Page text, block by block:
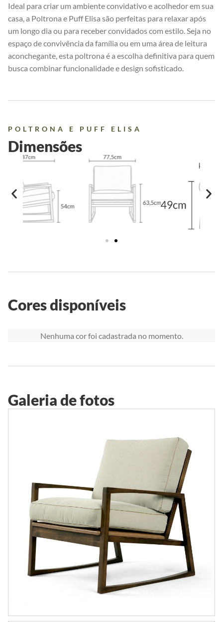
Ideal para criar um ambiente convidativo e acolhedor em sua
casa, a Poltrona e Puff Elisa são perfeitas para relaxar após
um longo dia ou para receber convidados com estilo. Seja no
espaço de convivência da família ou em uma área de leitura
aconchegante, esta poltrona é a escolha definitiva para quem
busca combinar funcionalidade e design sofisticado.
POLTRONA E PUFF ELISA
Dimensões
Cores disponíveis
Nenhuma cor foi cadastrada no momento.
Galeria de fotos